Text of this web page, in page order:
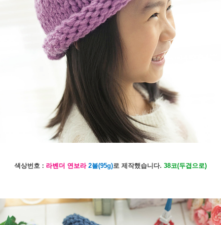
색상번호 : 라벤더 연보라2볼(95g)로 제작했습니다. 38코(두겹으로)